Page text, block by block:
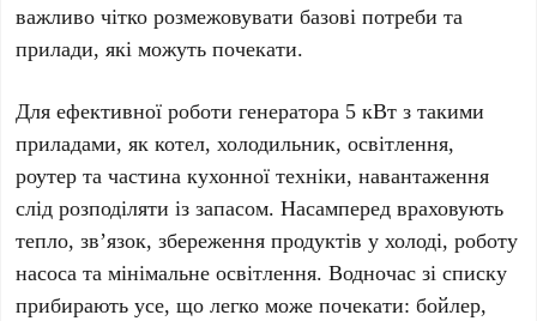
важливо чітко розмежовувати базові потреби та
прилади, які можуть почекати.
Для ефективної роботи генератора 5 кВт з такими
приладами, як котел, холодильник, освітлення,
роутер та частина кухонної техніки, навантаження
слід розподіляти із запасом. Насамперед враховують
тепло, зв’язок, збереження продуктів у холоді, роботу
насоса та мінімальне освітлення. Водночас зі списку
прибирають усе, що легко може почекати: бойлер,